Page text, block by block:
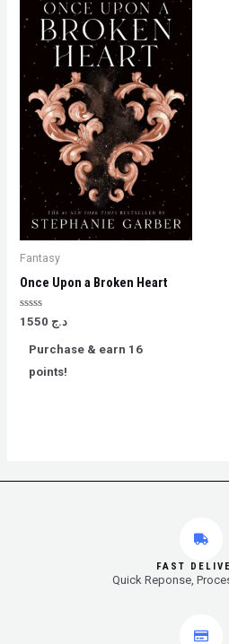
Fantasy
Once Upon a Broken Heart
Rated
of
د.ج
Purchase & earn 16
points!
FAST
Quick Reponse,